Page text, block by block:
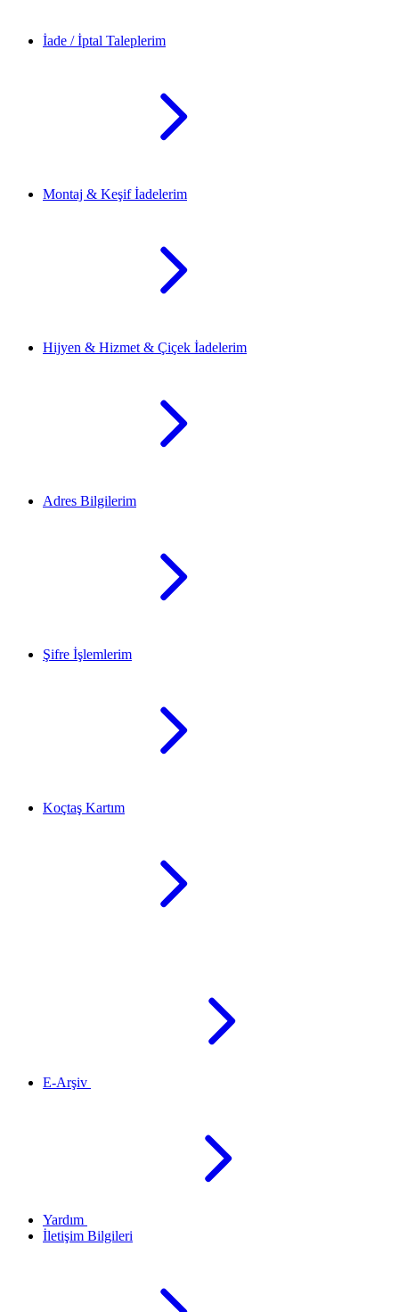
İade / İptal Taleplerim
Montaj & Keşif İadelerim
Hijyen & Hizmet & Çiçek İadelerim
Adres Bilgilerim
Şifre İşlemlerim
Koçtaş Kartım
E-Arşiv
Yardım
İletişim Bilgileri